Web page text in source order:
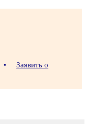
•
Заявить о